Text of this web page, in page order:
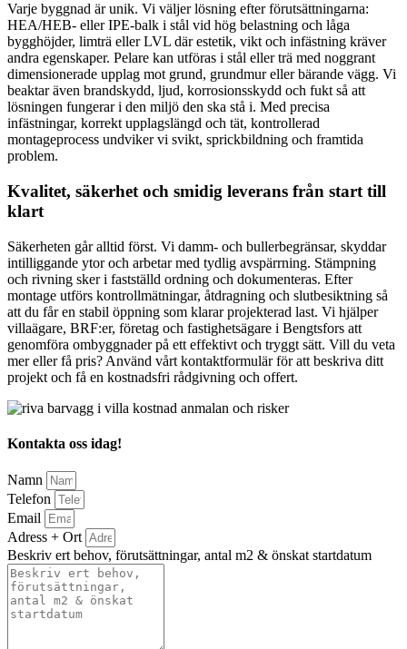
Varje byggnad är unik. Vi väljer lösning efter förutsättningarna:
HEA/HEB- eller IPE-balk i stål vid hög belastning och låga
bygghöjder, limträ eller LVL där estetik, vikt och infästning kräver
andra egenskaper. Pelare kan utföras i stål eller trä med noggrant
dimensionerade upplag mot grund, grundmur eller bärande vägg. Vi
beaktar även brandskydd, ljud, korrosionsskydd och fukt så att
lösningen fungerar i den miljö den ska stå i. Med precisa
infästningar, korrekt upplagslängd och tät, kontrollerad
montageprocess undviker vi svikt, sprickbildning och framtida
problem.
Kvalitet, säkerhet och smidig leverans från start till
klart
Säkerheten går alltid först. Vi damm- och bullerbegränsar, skyddar
intilliggande ytor och arbetar med tydlig avspärrning. Stämpning
och rivning sker i fastställd ordning och dokumenteras. Efter
montage utförs kontrollmätningar, åtdragning och slutbesiktning så
att du får en stabil öppning som klarar projekterad last. Vi hjälper
villaägare, BRF:er, företag och fastighetsägare i Bengtsfors att
genomföra ombyggnader på ett effektivt och tryggt sätt. Vill du veta
mer eller få pris? Använd vårt kontaktformulär för att beskriva ditt
projekt och få en kostnadsfri rådgivning och offert.
Kontakta oss idag!
Namn
Telefon
Email
Adress + Ort
Beskriv ert behov, förutsättningar, antal m2 & önskat startdatum